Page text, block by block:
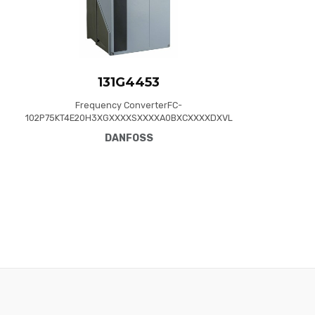
131G4453
Frequency ConverterFC-
102P75KT4E20H3XGXXXXSXXXXA0BXCXXXXDXVL
Three phase380 - 480 VAC, (E20) IP20 /
DANFOSS